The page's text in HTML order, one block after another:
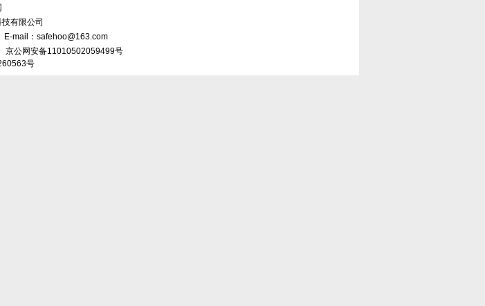
有限公司
E-mail：safehoo@163.com
京公网安备11010502059499号
号